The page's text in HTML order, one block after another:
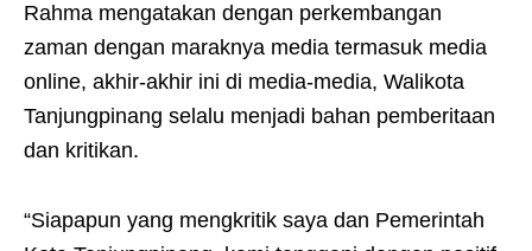
Rahma mengatakan dengan perkembangan
zaman dengan maraknya media termasuk media
online, akhir-akhir ini di media-media, Walikota
Tanjungpinang selalu menjadi bahan pemberitaan
dan kritikan.
“Siapapun yang mengkritik saya dan Pemerintah